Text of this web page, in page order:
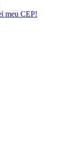
meu CEP!